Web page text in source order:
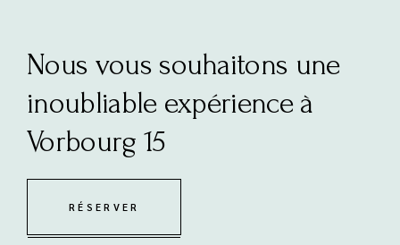
Nous vous souhaitons une
inoubliable expérience à
Vorbourg 15
RÉSERVER